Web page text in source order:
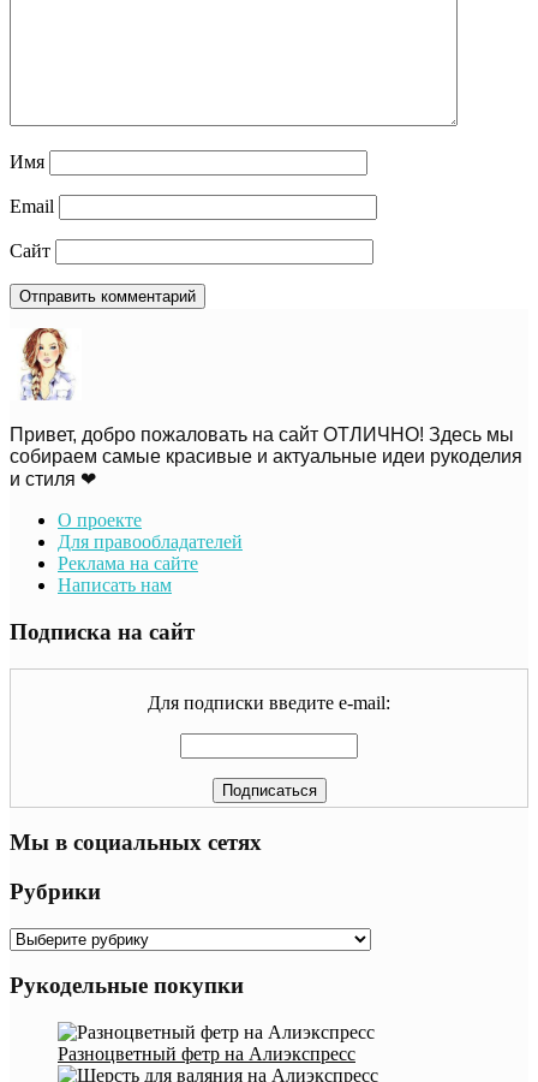
Имя
Email
Сайт
Привет, добро пожаловать на сайт ОТЛИЧНО! Здесь мы
собираем самые красивые и актуальные идеи рукоделия
и стиля ❤
О проекте
Для правообладателей
Реклама на сайте
Написать нам
Подписка на сайт
Для подписки введите e-mail:
Мы в социальных сетях
Рубрики
Рубрики
Рукодельные покупки
Разноцветный фетр на Алиэкспресс